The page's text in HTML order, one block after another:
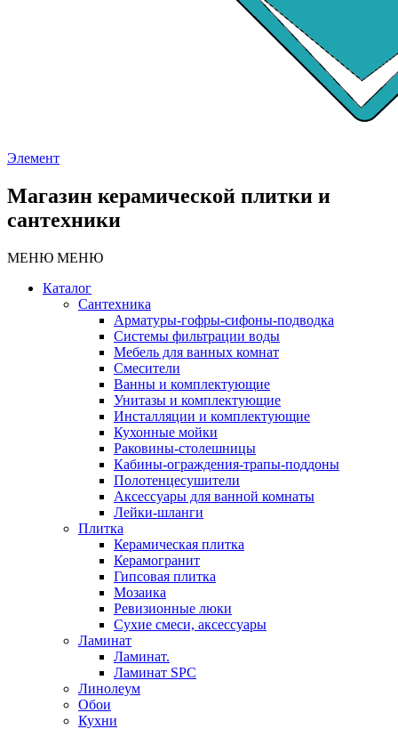
Элемент
Магазин керамической плитки и
сантехники
МЕНЮ МЕНЮ
Каталог
Сантехника
Арматуры-гофры-сифоны-подводка
Системы фильтрации воды
Мебель для ванных комнат
Смесители
Ванны и комплектующие
Унитазы и комплектующие
Инсталляции и комплектующие
Кухонные мойки
Раковины-столешницы
Кабины-ограждения-трапы-поддоны
Полотенцесушители
Аксессуары для ванной комнаты
Лейки-шланги
Плитка
Керамическая плитка
Керамогранит
Гипсовая плитка
Мозаика
Ревизионные люки
Сухие смеси, аксессуары
Ламинат
Ламинат.
Ламинат SPC
Линолеум
Обои
Кухни